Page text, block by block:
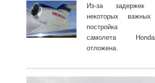
Из-за задержек
некоторых важных
постройка
самолета
отложена.